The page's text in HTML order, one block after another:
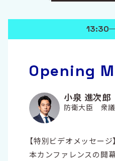
13:30
Opening
小泉 進次郎
防衛大臣 衆議
【特別ビデオメッセージ】
本カンファレンスの開